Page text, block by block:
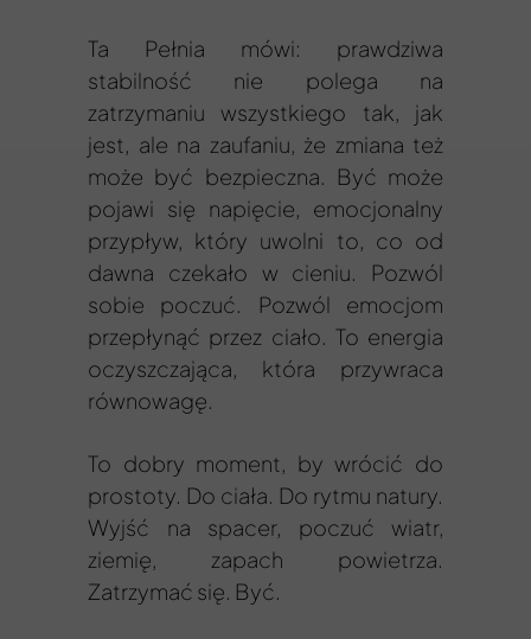
Ta Pełnia mówi: prawdziwa
stabilność nie polega na
zatrzymaniu wszystkiego tak, jak
jest, ale na zaufaniu, że zmiana też
może być bezpieczna. Być może
pojawi się napięcie, emocjonalny
przypływ, który uwolni to, co od
dawna czekało w cieniu. Pozwól
sobie poczuć. Pozwól emocjom
przepłynąć przez ciało. To energia
oczyszczająca, która przywraca
równowagę.
To dobry moment, by wrócić do
prostoty. Do ciała. Do rytmu natury.
Wyjść na spacer, poczuć wiatr,
ziemię, zapach powietrza.
Zatrzymać się. Być.